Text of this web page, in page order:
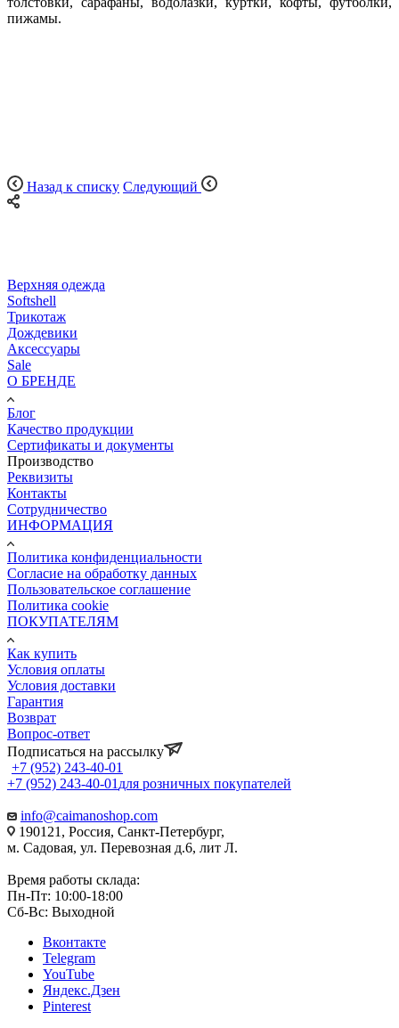
пижамы.
Назад к списку Следующий
Верхняя одежда
Softshell
Трикотаж
Дождевики
Аксессуары
Sale
О БРЕНДЕ
Блог
Качество продукции
Сертификаты и документы
Производство
Реквизиты
Контакты
Сотрудничество
ИНФОРМАЦИЯ
Политика конфиденциальности
Согласие на обработку данных
Пользовательское соглашение
Политика cookie
ПОКУПАТЕЛЯМ
Как купить
Условия оплаты
Условия доставки
Гарантия
Возврат
Вопрос-ответ
Подписаться на рассылку
+7 (952) 243-40-01
+7 (952) 243-40-01для розничных покупателей
info@caimanoshop.com
190121, Россия, Санкт-Петербург,
м. Садовая, ул. Перевозная д.6, лит Л.
Время работы склада:
Пн-Пт: 10:00-18:00
Сб-Вс: Выходной
Вконтакте
Telegram
YouTube
Яндекс.Дзен
Pinterest